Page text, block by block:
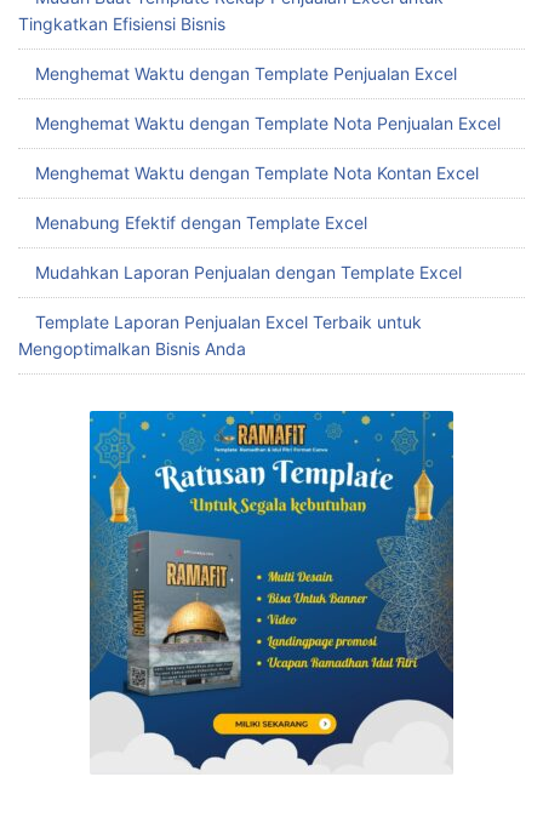
Tingkatkan Efisiensi Bisnis
Menghemat Waktu dengan Template Penjualan Excel
Menghemat Waktu dengan Template Nota Penjualan Excel
Menghemat Waktu dengan Template Nota Kontan Excel
Menabung Efektif dengan Template Excel
Mudahkan Laporan Penjualan dengan Template Excel
Template Laporan Penjualan Excel Terbaik untuk
Mengoptimalkan Bisnis Anda